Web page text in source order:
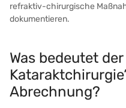
refraktiv-chirurgische
dokumentieren.
Was bedeutet
Abrechnung?